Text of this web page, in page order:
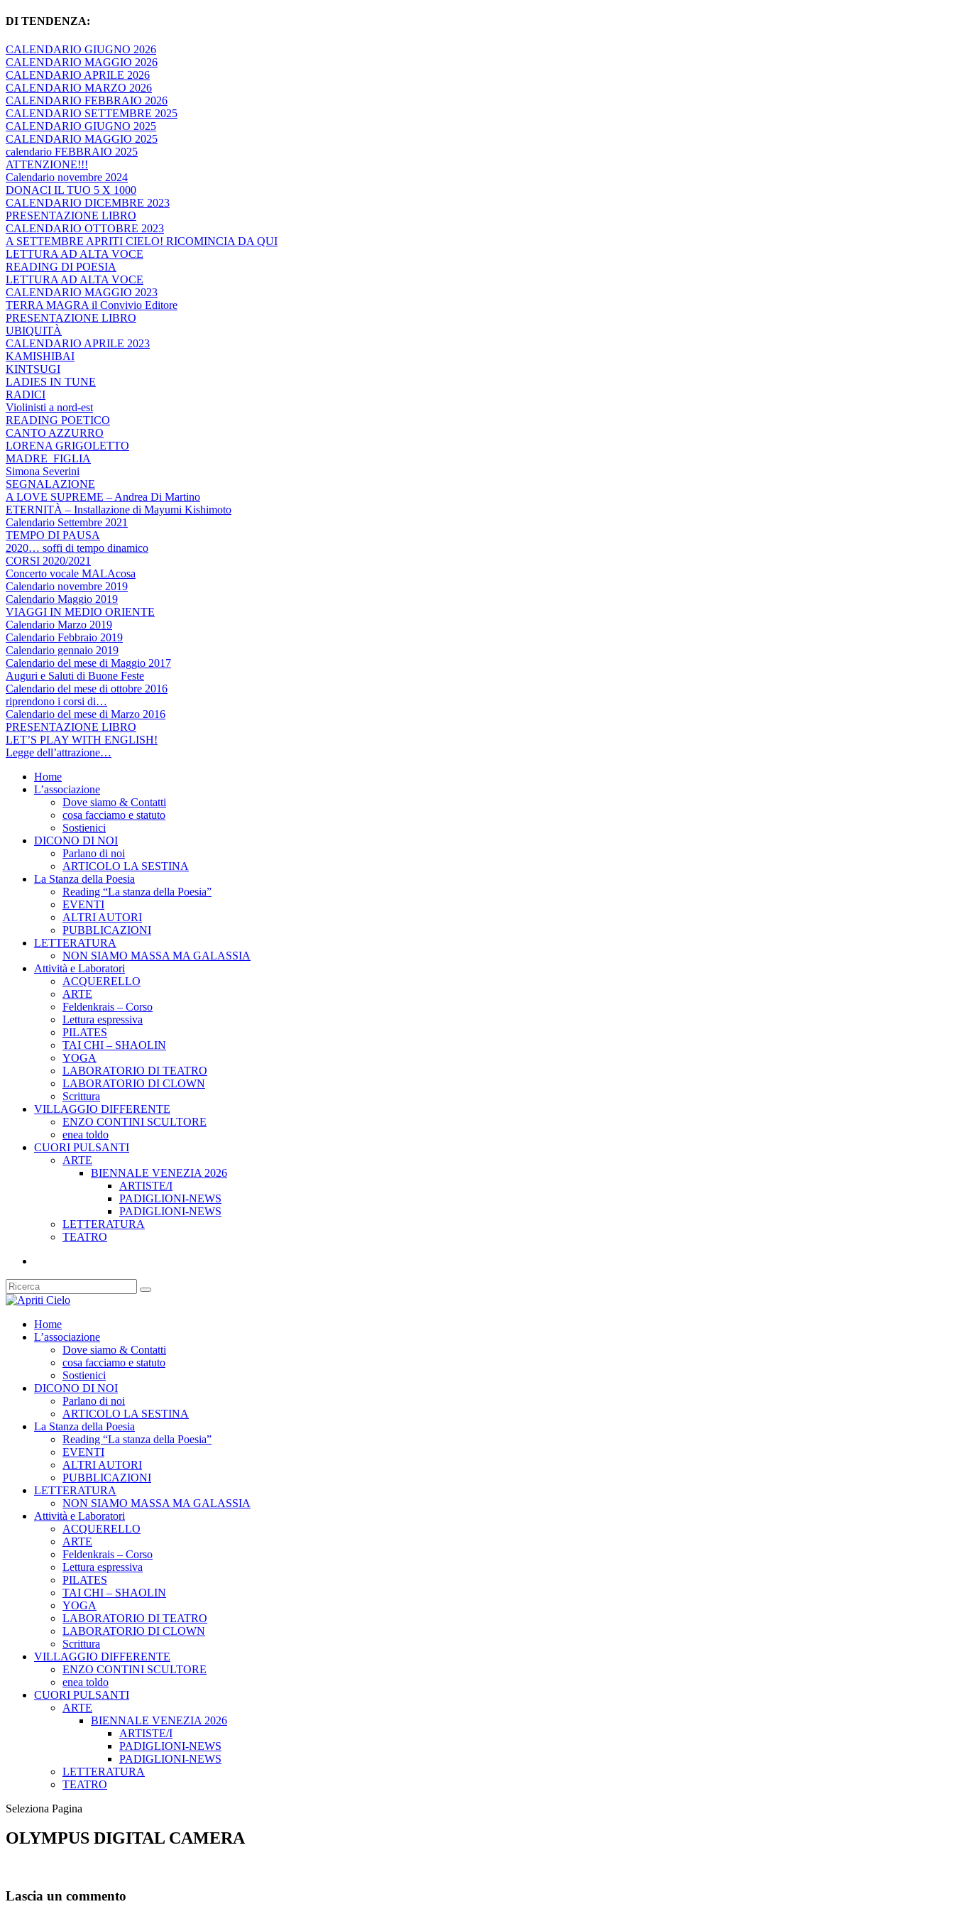
DI TENDENZA:
CALENDARIO GIUGNO 2026
CALENDARIO MAGGIO 2026
CALENDARIO APRILE 2026
CALENDARIO MARZO 2026
CALENDARIO FEBBRAIO 2026
CALENDARIO SETTEMBRE 2025
CALENDARIO GIUGNO 2025
CALENDARIO MAGGIO 2025
calendario FEBBRAIO 2025
ATTENZIONE!!!
Calendario novembre 2024
DONACI IL TUO 5 X 1000
CALENDARIO DICEMBRE 2023
PRESENTAZIONE LIBRO
CALENDARIO OTTOBRE 2023
A SETTEMBRE APRITI CIELO! RICOMINCIA DA QUI
LETTURA AD ALTA VOCE
READING DI POESIA
LETTURA AD ALTA VOCE
CALENDARIO MAGGIO 2023
TERRA MAGRA il Convivio Editore
PRESENTAZIONE LIBRO
UBIQUITÀ
CALENDARIO APRILE 2023
KAMISHIBAI
KINTSUGI
LADIES IN TUNE
RADICI
Violinisti a nord-est
READING POETICO
CANTO AZZURRO
LORENA GRIGOLETTO
MADRE_FIGLIA
Simona Severini
SEGNALAZIONE
A LOVE SUPREME – Andrea Di Martino
ETERNITÀ – Installazione di Mayumi Kishimoto
Calendario Settembre 2021
TEMPO DI PAUSA
2020… soffi di tempo dinamico
CORSI 2020/2021
Concerto vocale MALAcosa
Calendario novembre 2019
Calendario Maggio 2019
VIAGGI IN MEDIO ORIENTE
Calendario Marzo 2019
Calendario Febbraio 2019
Calendario gennaio 2019
Calendario del mese di Maggio 2017
Auguri e Saluti di Buone Feste
Calendario del mese di ottobre 2016
riprendono i corsi di…
Calendario del mese di Marzo 2016
PRESENTAZIONE LIBRO
LET’S PLAY WITH ENGLISH!
Legge dell’attrazione…
Home
L’associazione
Dove siamo & Contatti
cosa facciamo e statuto
Sostienici
DICONO DI NOI
Parlano di noi
ARTICOLO LA SESTINA
La Stanza della Poesia
Reading “La stanza della Poesia”
EVENTI
ALTRI AUTORI
PUBBLICAZIONI
LETTERATURA
NON SIAMO MASSA MA GALASSIA
Attività e Laboratori
ACQUERELLO
ARTE
Feldenkrais – Corso
Lettura espressiva
PILATES
TAI CHI – SHAOLIN
YOGA
LABORATORIO DI TEATRO
LABORATORIO DI CLOWN
Scrittura
VILLAGGIO DIFFERENTE
ENZO CONTINI SCULTORE
enea toldo
CUORI PULSANTI
ARTE
BIENNALE VENEZIA 2026
ARTISTE/I
PADIGLIONI-NEWS
PADIGLIONI-NEWS
LETTERATURA
TEATRO
Home
L’associazione
Dove siamo & Contatti
cosa facciamo e statuto
Sostienici
DICONO DI NOI
Parlano di noi
ARTICOLO LA SESTINA
La Stanza della Poesia
Reading “La stanza della Poesia”
EVENTI
ALTRI AUTORI
PUBBLICAZIONI
LETTERATURA
NON SIAMO MASSA MA GALASSIA
Attività e Laboratori
ACQUERELLO
ARTE
Feldenkrais – Corso
Lettura espressiva
PILATES
TAI CHI – SHAOLIN
YOGA
LABORATORIO DI TEATRO
LABORATORIO DI CLOWN
Scrittura
VILLAGGIO DIFFERENTE
ENZO CONTINI SCULTORE
enea toldo
CUORI PULSANTI
ARTE
BIENNALE VENEZIA 2026
ARTISTE/I
PADIGLIONI-NEWS
PADIGLIONI-NEWS
LETTERATURA
TEATRO
Seleziona Pagina
OLYMPUS DIGITAL CAMERA
Lascia un commento